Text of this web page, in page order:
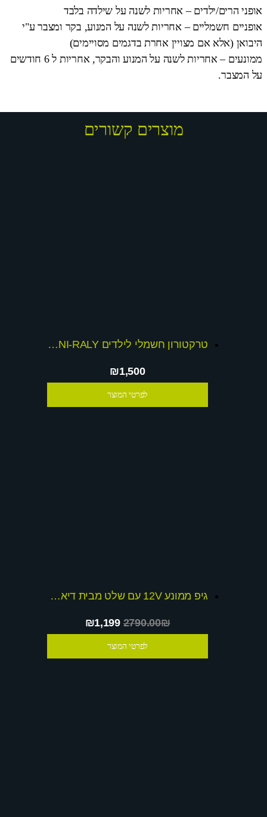
אופני הרים/ילדים – אחריות לשנה על שילדה בלבד
אופניים חשמליים – אחריות לשנה על המנוע, בקר ומצבר ע"י
היבואן (אלא אם מצויין אחרת בדגמים מסויימים)
ממונעים – אחריות לשנה על המנוע והבקר, אחריות ל 6 חודשים
על המצבר.
מוצרים קשורים
טרקטורון חשמלי לילדים 12V MINI-RALY
₪1,500
לפרטי המוצר
גיפ ממונע 12V עם שלט מבית דיאמנט דגם dominator + שובר הנחה
₪1,1992790.00₪
לפרטי המוצר